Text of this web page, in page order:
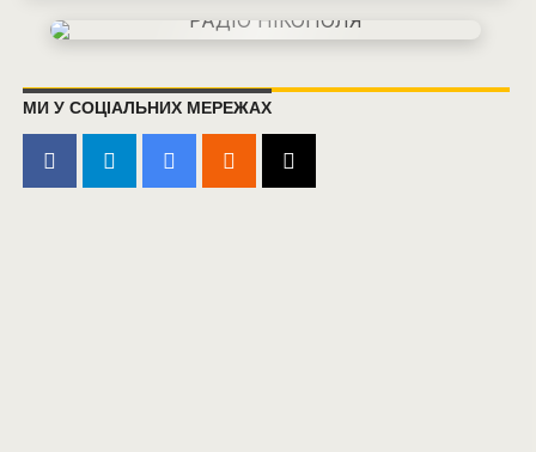
МИ У СОЦІАЛЬНИХ МЕРЕЖАХ